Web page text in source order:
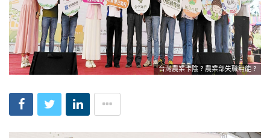
台灣農業卡陰 ? 農業部失職無能 ?